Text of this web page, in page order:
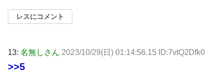
レスにコメント
13: 名無しさん 2023/10/29(日) 01:14:56.15 ID:7vtQ2Dfk0
>>5